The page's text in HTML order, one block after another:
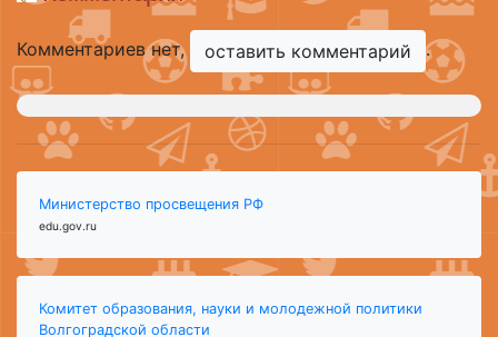
Комментариев нет, оставить комментарий .
Министерство просвещения РФ
edu.gov.ru
Комитет образования, науки и молодежной политики
Волгоградской области